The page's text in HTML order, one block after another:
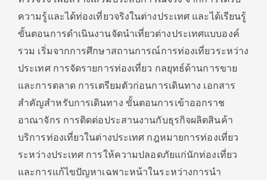
ความรู้และได้ท่องเที่ยวจริงในต่างประเทศ และได้เรียนรู้
ขั้นตอนการดำเนินงานจัดนำเที่ยวต่างประเทศแบบองค์
รวม เริ่มจากการศึกษาสถานการณ์การท่องเที่ยวระหว่าง
ประเทศ การจัดรายการท่องเที่ยว กลยุทธ์ด้านการขาย
และการตลาด การเตรียมตัวก่อนการเดินทาง เอกสาร
สำคัญสำหรับการเดินทาง ขั้นตอนการเข้าออกราช
อาณาจักร การติดต่อประสานงานกับธุรกิจผลิตสินค้า
บริการท่องเที่ยวในต่างประเทศ กฎหมายการท่องเที่ยว
ระหว่างประเทศ การให้ความปลอดภัยแก่นักท่องเที่ยว
และการแก้ไขปัญหาเฉพาะหน้าในระหว่างการนำ